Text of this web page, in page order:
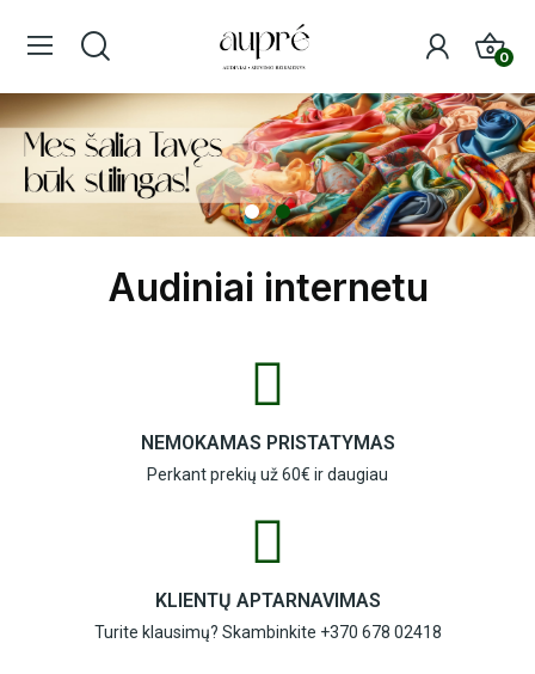
0
Audiniai internetu
NEMOKAMAS PRISTATYMAS
Perkant prekių už 60€ ir daugiau
KLIENTŲ APTARNAVIMAS
Turite klausimų? Skambinkite +370 678 02418